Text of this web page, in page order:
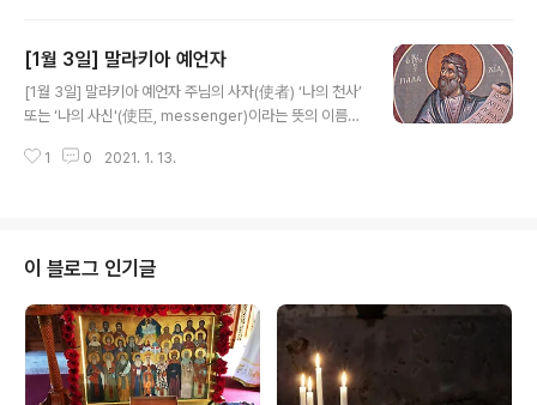
였다. 성인의 부모님인 이시도로스와 아가티는 경건한 그
리스도인이었으나 불행히도 아버지는 성인이 세 살 되던
해에 돌아가시고 말았다. 어릴적 성인의 세례명은 프로코
으로 치유되는 경험을 하였다. 사로프 수도원 열일곱 살이
[1월 3일] 말라키아 예언자
[1월 3일] 말라키아 예언자 주님의 사자(使者) ‘나의 천사’
또는 ‘나의 사신'(使臣, messenger)이라는 뜻의 이름을
5세기 무렵 이스라엘 백성들이 바빌론 포로생활에서 돌아
적 개혁작업도 도우셨다. 그러나 오래지 않아 사제들은 또
다시 자신들에게 주어진 성스러운 의무들을 게을리 하게
되었다. 그리고 이스라엘 백성들은 율법의 가르침들을 그
대로 따르지 않고 어겼으며, 도덕적인 상태 또한 더 나빠졌
다. 그리하여 주님께서는 말라키아 예언자를 보내셔서 당
신의 뜻을 전하게 하셨다. 영..
1 0 2021. 1. 13.
이 블로그 인기글